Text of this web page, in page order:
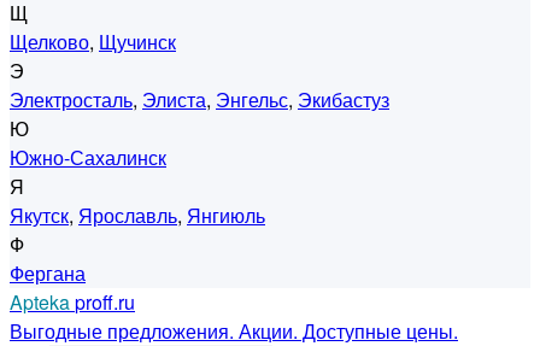
Щ
Щелково, Щучинск
Э
Электросталь, Элиста, Энгельс, Экибастуз
Ю
Южно-Сахалинск
Я
Якутск, Ярославль, Янгиюль
Ф
Фергана
Aptekaproff.ru
Выгодные предложения. Акции. Доступные цены.